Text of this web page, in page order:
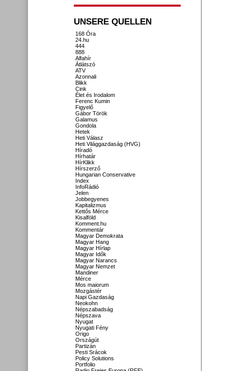
UNSERE QUELLEN
168 Óra
24.hu
444
888
Alfahír
Átlátszó
ATV
Azonnali
Blikk
Cink
Élet és Irodalom
Ferenc Kumin
Figyelő
Gábor Török
Galamus
Gondola
Hetek
Heti Válasz
Heti Világgazdaság (HVG)
Híradó
Hírhatár
HírKlikk
Hírszerző
Hungarian Conservative
Index
InfoRádió
Jelen
Jobbegyenes
Kapitalizmus
Kettős Mérce
Kisalföld
Komment.hu
Kommentár
Magyar Demokrata
Magyar Hang
Magyar Hírlap
Magyar Idők
Magyar Narancs
Magyar Nemzet
Mandiner
Mérce
Mos maiorum
Mozgástér
Napi Gazdaság
Neokohn
Népszabadság
Népszava
Nyugat
Nyugati Fény
Origo
Országút
Partizán
Pesti Srácok
Policy Solutions
Portfolio